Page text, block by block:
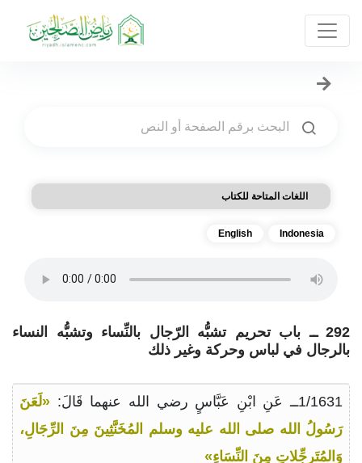
اللغات المتاحة للكتاب
Indonesia
English
292 ــ باب تحريم تشبُّه الرّجال بالنِّساء وتشبُّه النساء
بالرجال في لباس وحركة وغير ذلك
1/1631ــ عَنِ ابْنِ عَبَّاسٍ رضي الله عنهما قَالَ:
«لَعَنَ
رَسُولُ الله صلى الله عليه وسلم المُخَنَّثِينَ مِنَ الرِّجَالِ،
وَالمُتَرجِّلاتِ مِنَ النِّسَاءِ»